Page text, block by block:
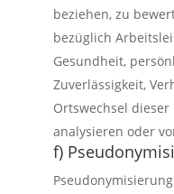
beziehen, zu
bezüglich
Gesundheit,
Zuverlässigkeit,
Ortswechsel
analysieren oder
f)